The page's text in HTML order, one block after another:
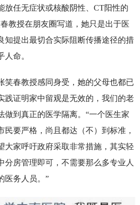
放任无症状或核酸阴性、CT阳性的
教授在朋友圈写道，她只是出于医
知提出最切合实际阻断传播途径的措
命。
笑春教授感同身受，她的父母也都已
践证明家中留观是无效的，我们的老
做到真正的医学隔离。“一个医生家
民要严格，尚且都达（不）到标准，
大家呼吁政府采取非常措施，其实轻
分房管理即可，不需要那么多专业人
医务人员。”